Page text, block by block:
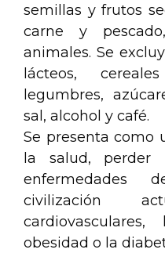
semillas y frutos
carne y
animales. Se
lácteos,
legumbres,
sal, alcohol y café.
Se presenta como
la salud, perder
enfermedades
civilización
obesidad o la